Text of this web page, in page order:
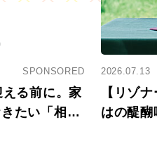
SPONSORED
る前に。家
たい「相続
2026.07.13
【リゾ
はの醍